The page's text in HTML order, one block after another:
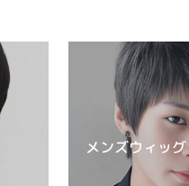
メンズウィッ